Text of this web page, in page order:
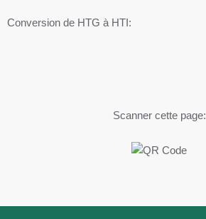
Conversion de HTG à HTI:
Scanner cette page: